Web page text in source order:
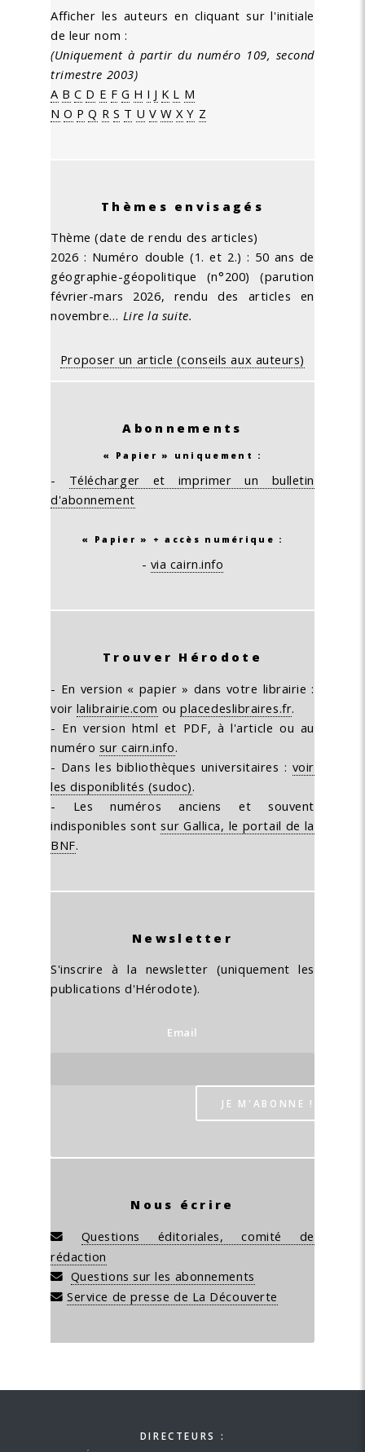
Afficher les auteurs en cliquant sur l'initiale
de leur nom :
(Uniquement à partir du numéro 109, second
trimestre 2003)
A B C D E F G H I J K L M
N O P Q R S T U V W X Y Z
Thèmes envisagés
Thème (date de rendu des articles)
2026 : Numéro double (1. et 2.) : 50 ans de
géographie-géopolitique (n°200) (parution
février-mars 2026, rendu des articles en
novembre… Lire la suite.
Proposer un article (conseils aux auteurs)
Abonnements
« Papier » uniquement :
- Télécharger et imprimer un bulletin
d'abonnement
« Papier » + accès numérique :
- via cairn.info
Trouver Hérodote
- En version « papier » dans votre librairie :
voir lalibrairie.com ouplacedeslibraires.fr.
- En version html et PDF, à l'article ou au
numéro sur cairn.info.
- Dans les bibliothèques universitaires : voir
les disponiblités (sudoc).
- Les numéros anciens et souvent
indisponibles sontsur Gallica, le portail de la
BNF.
Newsletter
S'inscrire à la newsletter (uniquement les
publications d'Hérodote).
Email
Nous écrire
Questions éditoriales, comité de
rédaction
Questions sur les abonnements
Service de presse de La Découverte
DIRECTEURS :